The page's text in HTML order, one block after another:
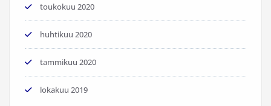
toukokuu 2020
huhtikuu 2020
tammikuu 2020
lokakuu 2019